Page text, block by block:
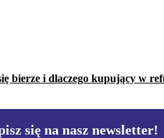
bierze i dlaczego kupujący w
się na nasz newsletter!